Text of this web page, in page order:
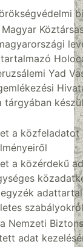
Yad
tárgyában
a
a közérdekű
szabályokról
Nemzeti
adat